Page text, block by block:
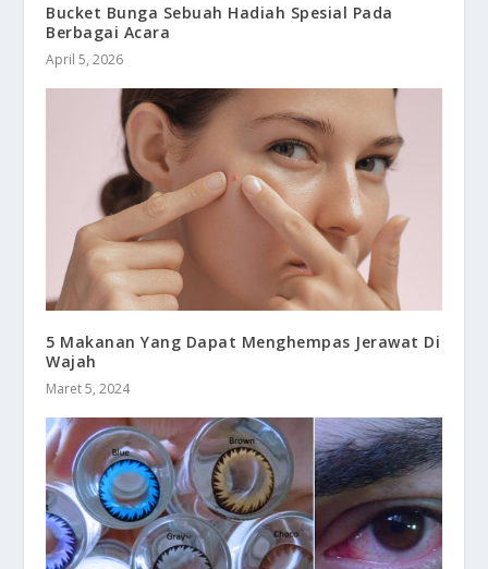
Bucket Bunga Sebuah Hadiah Spesial Pada
Berbagai Acara
April 5, 2026
5 Makanan Yang Dapat Menghempas Jerawat Di
Wajah
Maret 5, 2024